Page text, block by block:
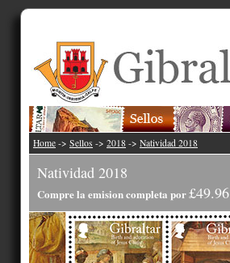
Home -> Sellos -> 2018 -> Natividad 2018
Natividad 2018
Compre la emision completa por£49.96